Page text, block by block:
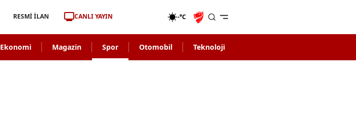
RESMİ İLAN CANLI YAYIN -°C
Ekonomi Magazin Spor Otomobil Teknoloji